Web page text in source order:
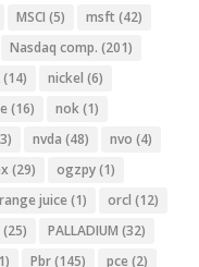
MSCI (5) msft (42)
Nasdaq comp. (201)
(14) nickel (6)
(16) nok(1)
nvda (48) nvo (4)
(29) ogzpy(1)
juice (1) orcl (12)
(25) PALLADIUM (32)
Pbr(145) pce (2)